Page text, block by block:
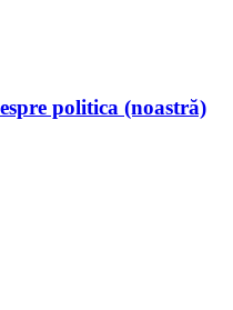
politica (noastră)